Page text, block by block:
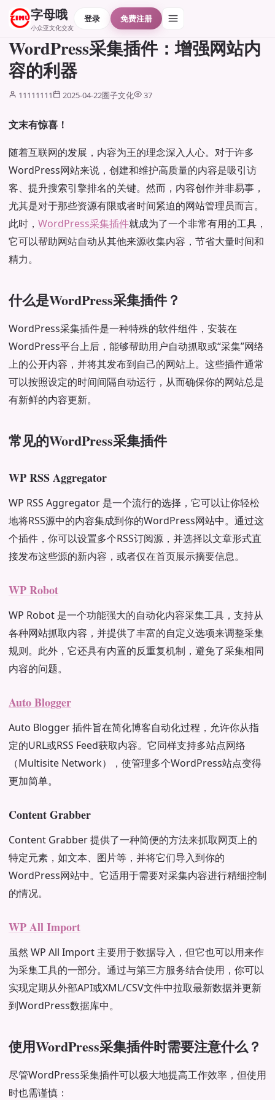
字母哦
小众亚文化交友
登录 免费注册
WordPress采集插件：增强网站内
容的利器
11111111 2025-04-22圈子文化 37
文末有惊喜！
随着互联网的发展，内容为王的理念深入人心。对于许多
WordPress网站来说，创建和维护高质量的内容是吸引访
客、提升搜索引擎排名的关键。然而，内容创作并非易事，
尤其是对于那些资源有限或者时间紧迫的网站管理员而言。
此时， WordPress采集插件就成为了一个非常有用的工具，
它可以帮助网站自动从其他来源收集内容，节省大量时间和
精力。
什么是WordPress采集插件？
WordPress采集插件是一种特殊的软件组件，安装在
WordPress平台上后，能够帮助用户自动抓取或“采集”网络
上的公开内容，并将其发布到自己的网站上。这些插件通常
可以按照设定的时间间隔自动运行，从而确保你的网站总是
有新鲜的内容更新。
常见的WordPress采集插件
WP RSS Aggregator
WP RSS Aggregator 是一个流行的选择，它可以让你轻松
地将RSS源中的内容集成到你的WordPress网站中。通过这
个插件，你可以设置多个RSS订阅源，并选择以文章形式直
接发布这些源的新内容，或者仅在首页展示摘要信息。
WP Robot
WP Robot 是一个功能强大的自动化内容采集工具，支持从
各种网站抓取内容，并提供了丰富的自定义选项来调整采集
规则。此外，它还具有内置的反重复机制，避免了采集相同
内容的问题。
Auto Blogger
Auto Blogger 插件旨在简化博客自动化过程，允许你从指
定的URL或RSS Feed获取内容。它同样支持多站点网络
（Multisite Network），使管理多个WordPress站点变得
更加简单。
Content Grabber
Content Grabber 提供了一种简便的方法来抓取网页上的
特定元素，如文本、图片等，并将它们导入到你的
WordPress网站中。它适用于需要对采集内容进行精细控制
的情况。
WP All Import
虽然 WP All Import 主要用于数据导入，但它也可以用来作
为采集工具的一部分。通过与第三方服务结合使用，你可以
实现定期从外部API或XML/CSV文件中拉取最新数据并更新
到WordPress数据库中。
使用WordPress采集插件时需要注意什么？
尽管WordPress采集插件可以极大地提高工作效率，但使用
时也需谨慎：